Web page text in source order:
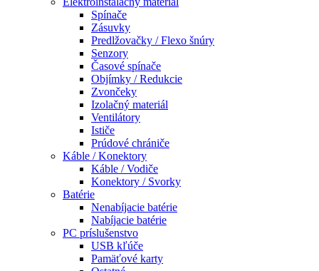
Spínače
Zásuvky
Predlžovačky / Flexo šnúry
Senzory
Časové spínače
Objímky / Redukcie
Zvončeky
Izolačný materiál
Ventilátory
Ističe
Prúdové chrániče
Káble / Konektory
Káble / Vodiče
Konektory / Svorky
Batérie
Nenabíjacie batérie
Nabíjacie batérie
PC príslušenstvo
USB kľúče
Pamäťové karty